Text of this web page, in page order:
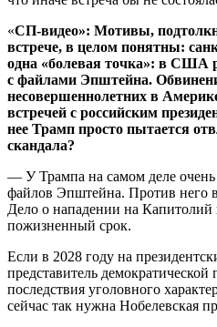
«СП-видео»: Мотивы,
встрече, в целом понятны:
одна «болевая точка»: в США
с файлами Эпштейна.
несовершеннолетних в
встречей с российским
нее Трамп просто пытается
скандала?
— У Трампа на самом деле
файлов Эпштейна. Против него
Дело о нападении на Капитолий
пожизненный срок.
Если в 2028 году на
представитель
последствия уголовного
сейчас так нужна Нобелевская